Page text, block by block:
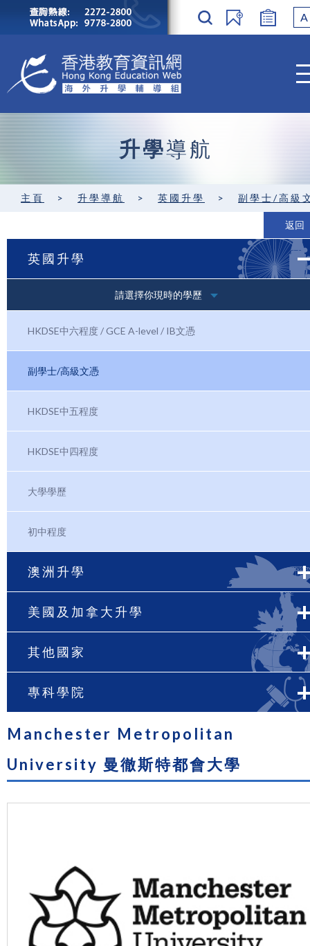
A
升學導航
主頁 > 升學導航 > 英國升學 > 副學士/高級
返回
英國升學
請選擇你現時的學歷
HKDSE中六程度 / GCE A-level / IB文憑
副學士/高級文憑
HKDSE中五程度
HKDSE中四程度
大學學歷
初中程度
澳洲升學
美國及加拿大升學
其他國家
專科學院
Manchester Metropolitan
University 曼徹斯特都會大學